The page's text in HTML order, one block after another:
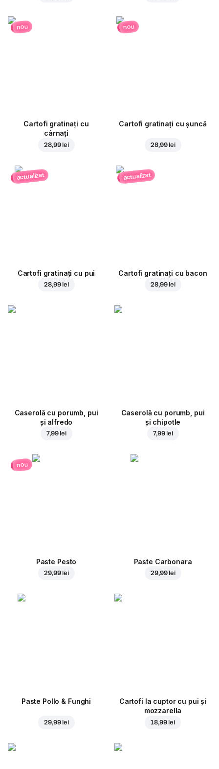
nou
Cartofi gratinați cu
cârnați
28,99 lei
nou
Cartofi gratinați cu șuncă
28,99 lei
actualizat
Cartofi gratinați cu pui
28,99 lei
actualizat
Cartofi gratinați cu bacon
28,99 lei
Caserolă cu porumb, pui
și alfredo
7,99 lei
Caserolă cu porumb, pui
și chipotle
7,99 lei
nou
Paste Pesto
29,99 lei
Paste Carbonara
29,99 lei
Paste Pollo & Funghi
29,99 lei
Cartofi la cuptor cu pui și
mozzarella
18,99 lei